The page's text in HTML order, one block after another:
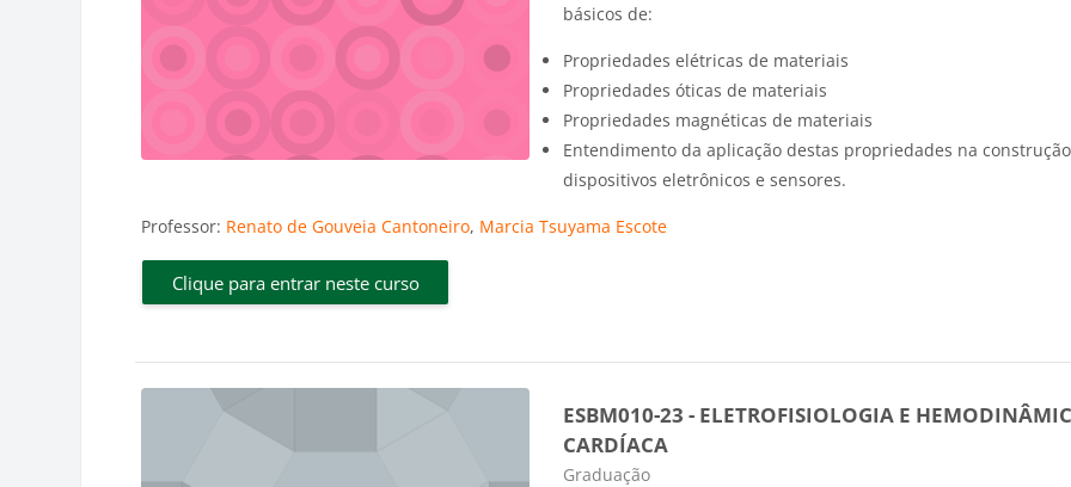
básicos de:
Propriedades elétricas de materiais
Propriedades óticas de materiais
Propriedades magnéticas de materiais
Entendimento da aplicação destas propriedades na
dispositivos eletrônicos e sensores.
Professor: Renato de Gouveia Cantoneiro, Marcia Tsuyama Escote
Clique para entrar neste curso
ESBM010-23 - ELETROFISIOLOGIA E
CARDÍACA
Categoria do curso
Graduação